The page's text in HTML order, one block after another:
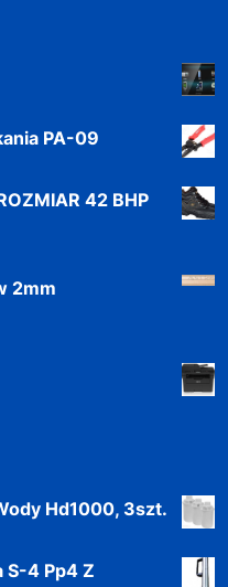
PA-09
42 BHP
2mm
Hd1000, 3szt.
S-4 Pp4 Z